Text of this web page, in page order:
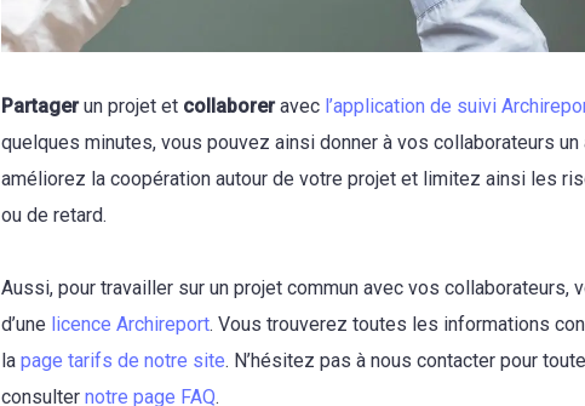
Partagerun projet et collaboreravec l’application de suivi
quelques minutes, vous pouvez ainsi donner à vos collaborateurs un
améliorez la coopération autour de votre projet et limitez ainsi les
ou de retard.
Aussi, pour travailler sur un projet commun avec vos collaborateurs,
d’une licence Archireport. Vous trouverez toutes les informations
la page tarifs de notre site. N’hésitez pas à nous contacter pour
consulter notre page FAQ.